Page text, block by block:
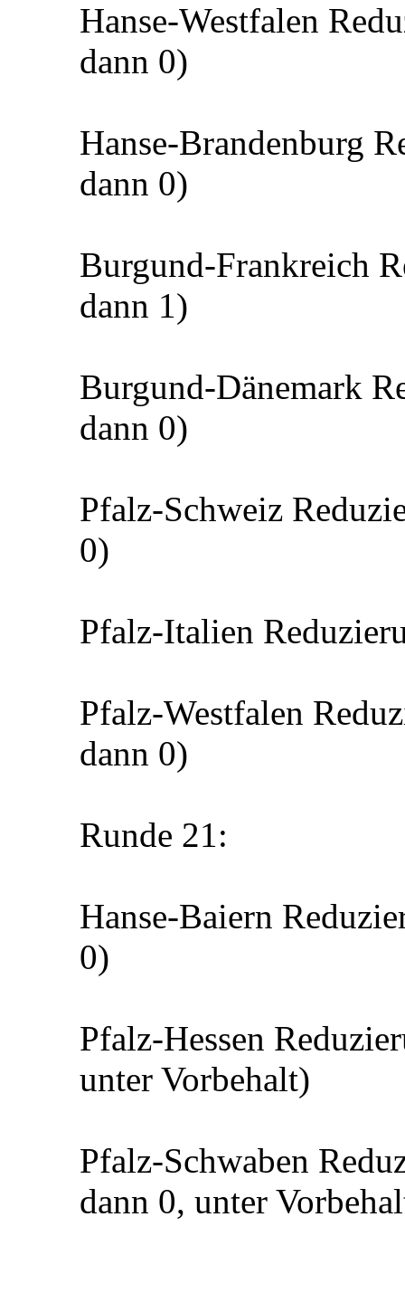
Hanse-Westfalen
dann 0)
Hanse-Brandenburg
dann 0)
Burgund-Frankreich
dann 1)
Burgund-Dänemark
dann 0)
Pfalz-Schweiz
0)
Pfalz-Italien
Pfalz-Westfalen
dann 0)
Runde 21:
Hanse-Baiern
0)
Pfalz-Hessen
unter Vorbehalt)
Pfalz-Schwaben
dann 0, unter